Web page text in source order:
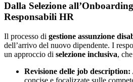
Dalla Selezione
Responsabili HR
Il processo di gestione assunzione
dell’arrivo del nuovo dipendente. I
un approccio di selezione inclusiva,
Revisione delle job description:
concise e focalizzate sulle